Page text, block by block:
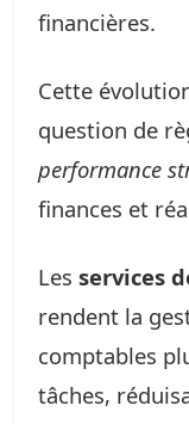
financières.
Cette
question de
performance
finances et
Les services
rendent la
comptables
tâches,